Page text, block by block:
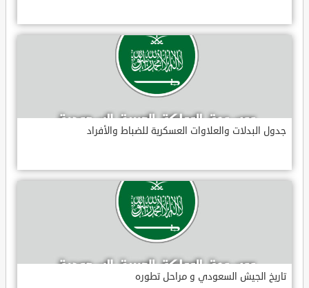
جدول البدلات والعلاوات العسكرية للضباط والأفراد
تاريخ الجيش السعودي و مراحل تطوره